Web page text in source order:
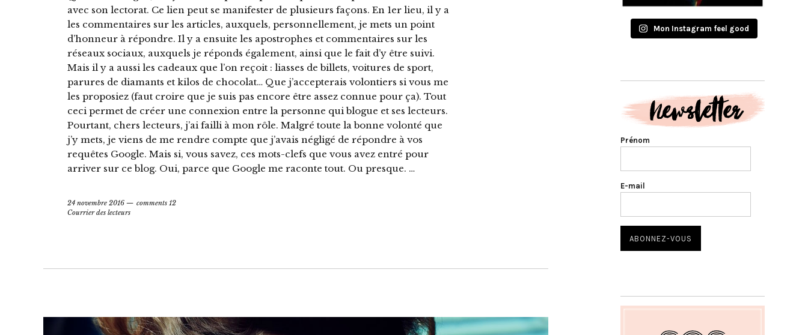
avec son lectorat. Ce lien peut se manifester de plusieurs façons. En 1er lieu, il y a
les commentaires sur les articles, auxquels, personnellement, je mets un point
d’honneur à répondre. Il y a ensuite les apostrophes et commentaires sur les
réseaux sociaux, auxquels je réponds également, ainsi que le fait d’y être suivi.
Mais il y a aussi les cadeaux que l’on reçoit : liasses de billets, voitures de sport,
parures de diamants et kilos de chocolat… Que j’accepterais volontiers si vous me
les proposiez (faut croire que je suis pas encore être assez connue pour ça). Tout
ceci permet de créer une connexion entre la personne qui blogue et ses lecteurs.
Pourtant, chers lecteurs, j’ai failli à mon rôle. Malgré toute la bonne volonté que
j’y mets, je viens de me rendre compte que j’avais négligé de répondre à vos
requêtes Google. Mais si, vous savez, ces mots-clefs que vous avez entré pour
arriver sur ce blog. Oui, parce que Google me raconte tout. Ou presque. …
24 novembre 2016
comments 12
Courrier des lecteurs
Mon Instagram feel good
Prénom
E-mail